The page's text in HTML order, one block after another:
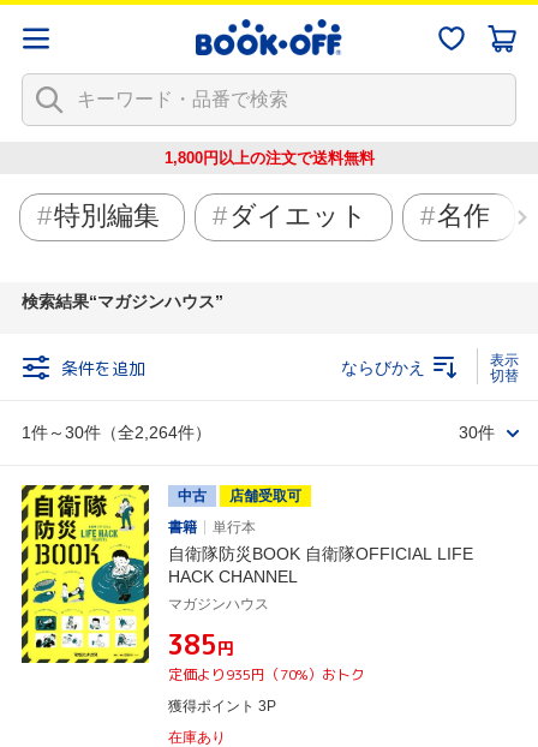
1,800円以上の注文で送料無料
特別編集 ダイエット 名作
検索結果 マガジンハウス
条件を追加
1件～30件（全2,264件）
ならびかえ
30件
中古
店舗受取可
書籍
単行本
自衛隊防災BOOK 自衛隊OFFICIAL LIFE
HACK CHANNEL
マガジンハウス
¥385円
定価より935円（70%）おトク
獲得ポイント 3P
在庫あり